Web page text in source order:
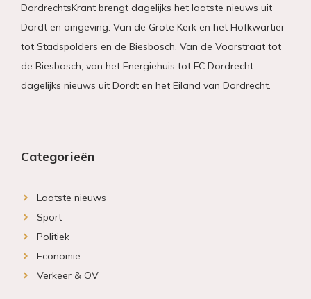
DordrechtsKrant brengt dagelijks het laatste nieuws uit
Dordt en omgeving. Van de Grote Kerk en het Hofkwartier
tot Stadspolders en de Biesbosch. Van de Voorstraat tot
de Biesbosch, van het Energiehuis tot FC Dordrecht:
dagelijks nieuws uit Dordt en het Eiland van Dordrecht.
Categorieën
Laatste nieuws
Sport
Politiek
Economie
Verkeer & OV